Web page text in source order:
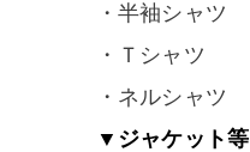
・半袖シャツ
・Ｔシャツ
・ネルシャツ
▼ジャケット等